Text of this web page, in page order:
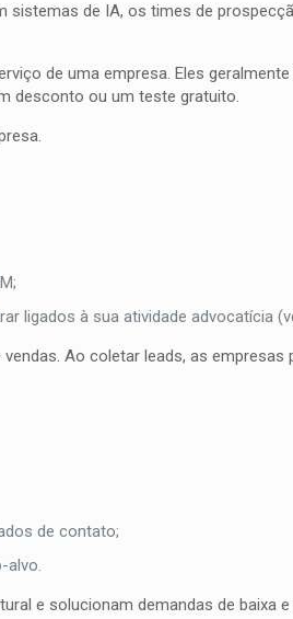
de IA, os times de
de uma empresa. Eles
desconto ou um teste gratuito.
ligados à sua atividade advocatícia
Ao coletar leads, as
de contato;
alvo.
e solucionam demandas de baixa